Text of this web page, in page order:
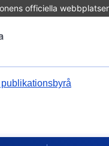
officiella webbplatser